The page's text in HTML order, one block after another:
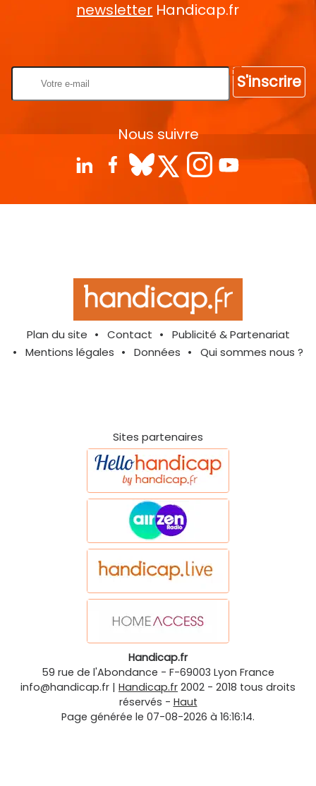
newsletter Handicap.fr
S'inscrire
Nous suivre
Plan du site Contact
Publicité & Partenariat
Mentions légales
Données Qui sommes nous ?
Sites partenaires
Handicap.fr
59 rue de l'Abondance - F-69003 Lyon France
info@handicap.fr | Handicap.fr 2002 - 2018 tous droits
réservés - Haut
Page générée le 07-08-2026 à 16:16:14.